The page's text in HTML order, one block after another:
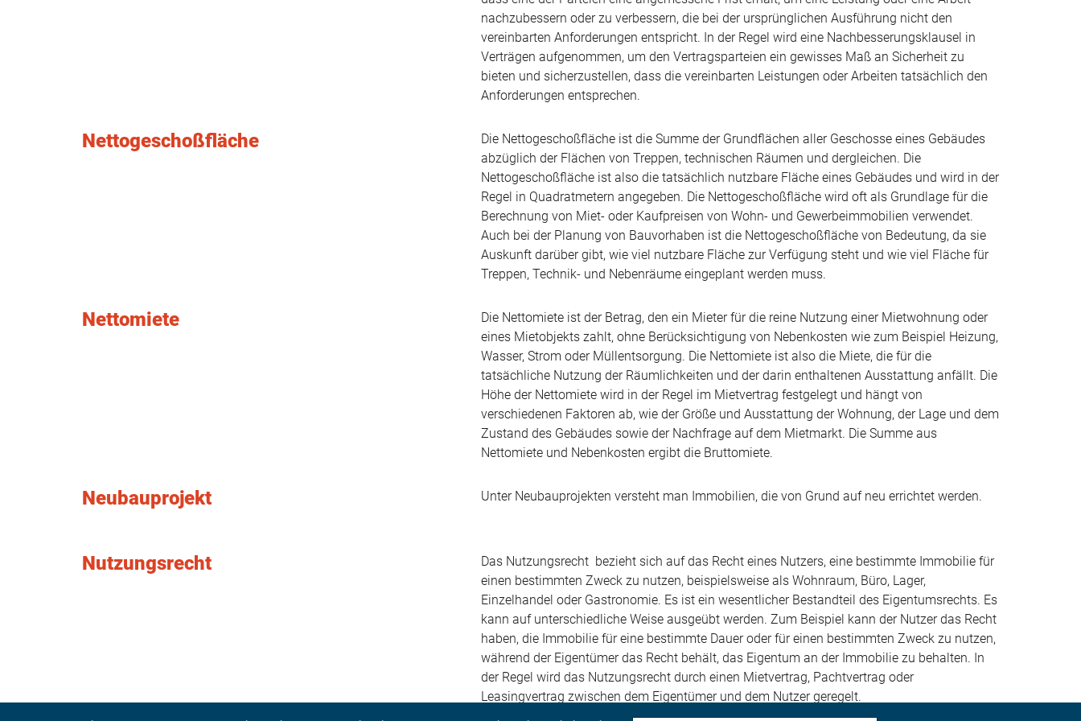
nachzubessern oder zu verbessern, die bei der ursprünglichen Ausführung nicht den
vereinbarten Anforderungen entspricht. In der Regel wird eine Nachbesserungsklausel in
Verträgen aufgenommen, um den Vertragsparteien ein gewisses Maß an Sicherheit zu
bieten und sicherzustellen, dass die vereinbarten Leistungen oder Arbeiten tatsächlich den
Anforderungen entsprechen.
Nettogeschoßfläche
Die Nettogeschoßfläche ist die Summe der Grundflächen aller Geschosse eines Gebäudes
abzüglich der Flächen von Treppen, technischen Räumen und dergleichen. Die
Nettogeschoßfläche ist also die tatsächlich nutzbare Fläche eines Gebäudes und wird in der
Regel in Quadratmetern angegeben. Die Nettogeschoßfläche wird oft als Grundlage für die
Berechnung von Miet- oder Kaufpreisen von Wohn- und Gewerbeimmobilien verwendet.
Auch bei der Planung von Bauvorhaben ist die Nettogeschoßfläche von Bedeutung, da sie
Auskunft darüber gibt, wie viel nutzbare Fläche zur Verfügung steht und wie viel Fläche für
Treppen, Technik- und Nebenräume eingeplant werden muss.
Nettomiete
Die Nettomiete ist der Betrag, den ein Mieter für die reine Nutzung einer Mietwohnung oder
eines Mietobjekts zahlt, ohne Berücksichtigung von Nebenkosten wie zum Beispiel Heizung,
Wasser, Strom oder Müllentsorgung. Die Nettomiete ist also die Miete, die für die
tatsächliche Nutzung der Räumlichkeiten und der darin enthaltenen Ausstattung anfällt. Die
Höhe der Nettomiete wird in der Regel im Mietvertrag festgelegt und hängt von
verschiedenen Faktoren ab, wie der Größe und Ausstattung der Wohnung, der Lage und dem
Zustand des Gebäudes sowie der Nachfrage auf dem Mietmarkt. Die Summe aus
Nettomiete und Nebenkosten ergibt die Bruttomiete.
Neubauprojekt Unter Neubauprojekten versteht man Immobilien, die von Grund auf neu errichtet werden.
Nutzungsrecht
Das Nutzungsrecht bezieht sich auf das Recht eines Nutzers, eine bestimmte Immobilie für
einen bestimmten Zweck zu nutzen, beispielsweise als Wohnraum, Büro, Lager,
Einzelhandel oder Gastronomie. Es ist ein wesentlicher Bestandteil des Eigentumsrechts. Es
kann auf unterschiedliche Weise ausgeübt werden. Zum Beispiel kann der Nutzer das Recht
haben, die Immobilie für eine bestimmte Dauer oder für einen bestimmten Zweck zu nutzen,
während der Eigentümer das Recht behält, das Eigentum an der Immobilie zu behalten. In
der Regel wird das Nutzungsrecht durch einen Mietvertrag, Pachtvertrag oder
Leasingvertrag zwischen dem Eigentümer und dem Nutzer geregelt.